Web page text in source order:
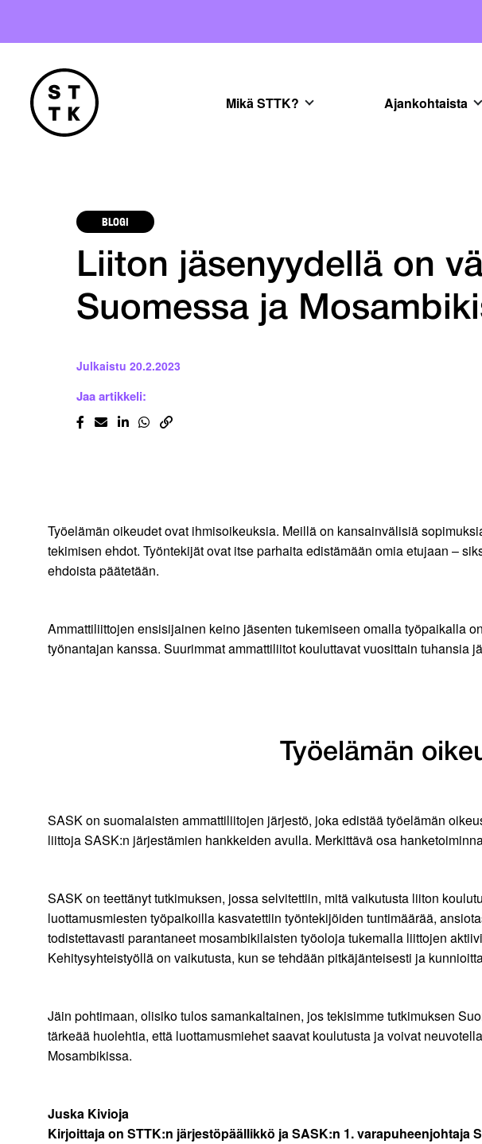
Mikä STTK? Ajankohtaista
BLOGI
Liiton jäsenyydellä on
Suomessa ja
Julkaistu 20.2.2023
Jaa artikkeli:
Työelämän oikeudet ovat ihmisoikeuksia. Meillä on kansainvälisiä
tekimisen ehdot. Työntekijät ovat itse parhaita edistämään omia etujaan –
ehdoista päätetään.
Ammattiliittojen ensisijainen keino jäsenten tukemiseen omalla työpaikalla
työnantajan kanssa. Suurimmat ammattiliitot kouluttavat vuosittain tuhansia
Työelämän
SASK on suomalaisten ammattiliitojen järjestö, joka edistää työelämän
liittoja SASK:n järjestämien hankkeiden avulla. Merkittävä osa
SASK on teettänyt tutkimuksen, jossa selvitettiin, mitä vaikutusta liiton
luottamusmiesten työpaikoilla kasvatettiin työntekijöiden tuntimäärää,
todistettavasti parantaneet mosambikilaisten työoloja tukemalla liittojen
Kehitysyhteistyöllä on vaikutusta, kun se tehdään pitkäjänteisesti ja
Jäin pohtimaan, olisiko tulos samankaltainen, jos tekisimme tutkimuksen
tärkeää huolehtia, että luottamusmiehet saavat koulutusta ja voivat
Mosambikissa.
Juska Kivioja
Kirjoittaja on STTK:n järjestöpäällikkö ja SASK:n 1. varapuheenjohtaja